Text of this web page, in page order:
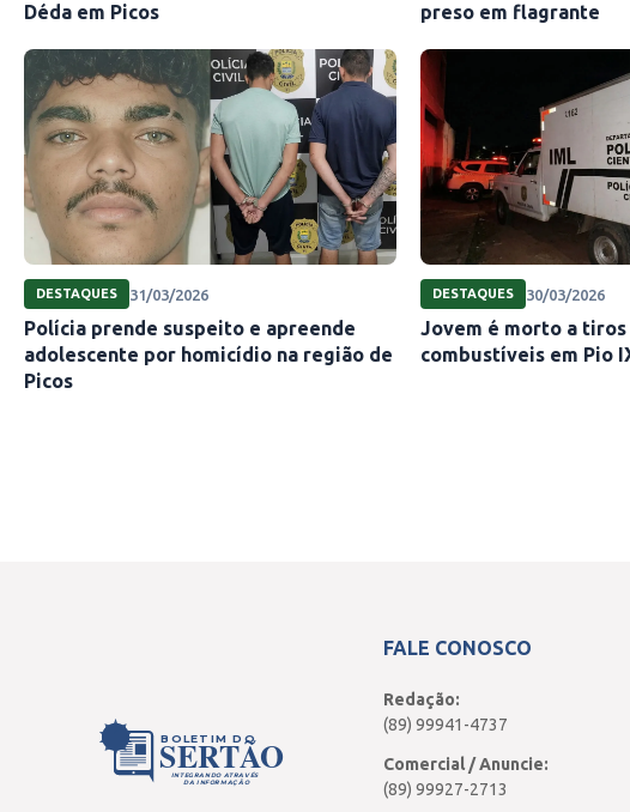
Déda em Picos
preso em flagrante
DESTAQUES 31/03/2026
Polícia prende suspeito e apreende
adolescente por homicídio na região de
Picos
DESTAQUES 30/03/2026
Jovem é morto a
combustíveis em Pio
BOLETIM DO
SERTÃO
INTEGRANDO ATRAVÉS
DA INFORMAÇÃO
FALE CONOSCO
Redação:
(89) 99941-4737
Comercial / Anuncie:
(89) 99927-2713